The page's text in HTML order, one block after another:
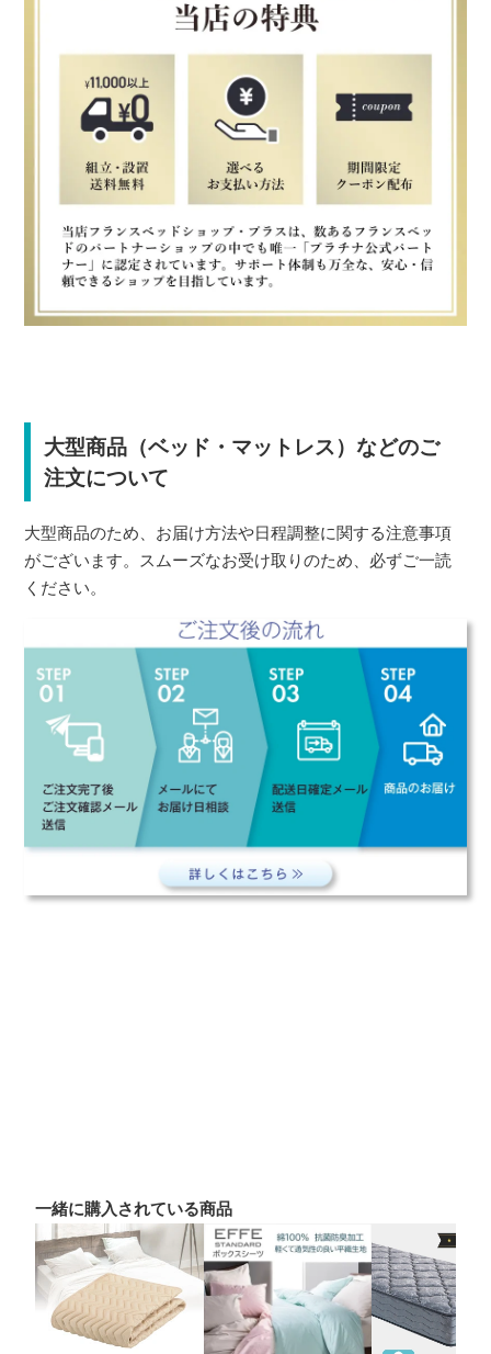
大型商品（ベッド・マットレス）などのご
注文について
大型商品のため、お届け方法や日程調整に関する注意事項
がございます。スムーズなお受け取りのため、必ずご一読
ください。
一緒に購入されている商品